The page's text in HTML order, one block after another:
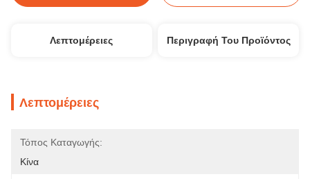
Λεπτομέρειες Περιγραφή Του Προϊόντος
Λεπτομέρειες
Τόπος Καταγωγής:
Κίνα